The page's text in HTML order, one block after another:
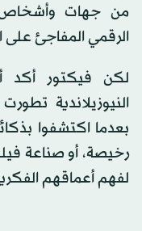
من جهات وأشخاص
الرقمي المفاجئ على
لكن فيكتور أكد
النيوزيلاندية
بعدما اكتشفوا
رخيصة، أو صناعة
لفهم أعماقهم